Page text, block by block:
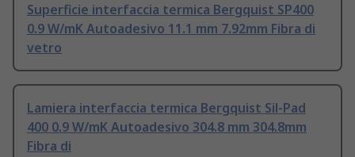
Superficie interfaccia termica Bergquist SP400
0.9 W/mK Autoadesivo 11.1 mm 7.92mm Fibra di
vetro
Lamiera interfaccia termica Bergquist Sil-Pad
400 0.9 W/mK Autoadesivo 304.8 mm 304.8mm
Fibra di